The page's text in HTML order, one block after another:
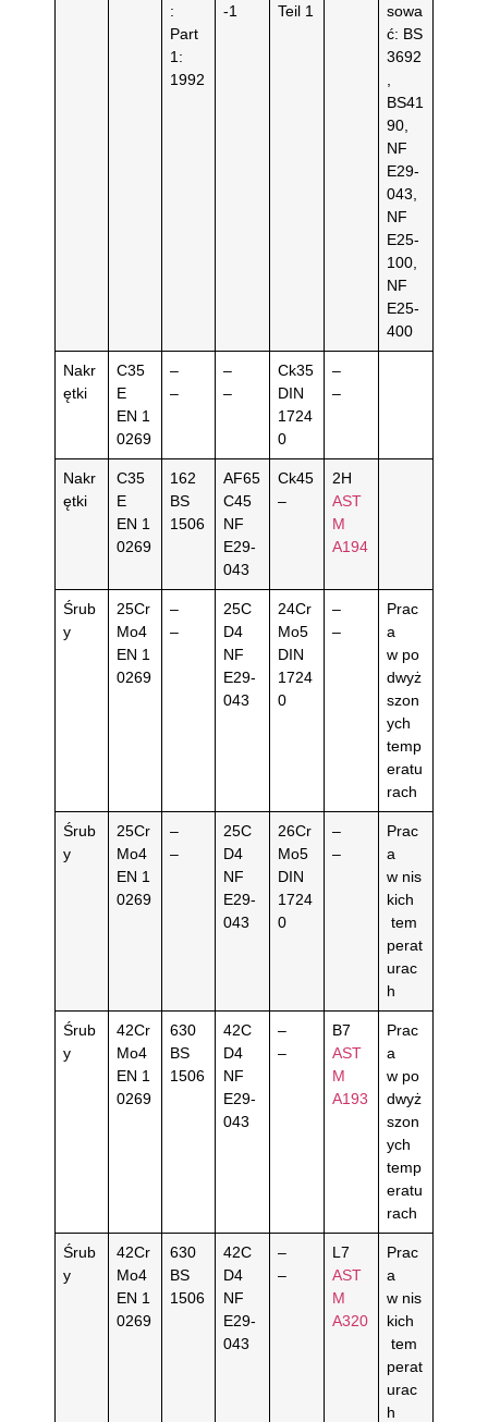
:
Part
1:
1992
-1
Teil 1
sowa
ć: BS
3692
BS41
90,
NF
E29-
043,
NF
E25-
100,
NF
E25-
400
Nakr
ętki
C35
E
EN 1
0269
–
–
–
–
Ck35
DIN
1724
0
–
–
Nakr
ętki
C35
E
EN 1
0269
162
BS
1506
AF65
C45
NF
E29-
043
Ck45
–
2H
AST
M
A194
Śrub
y
25Cr
Mo4
EN 1
0269
–
–
25C
D4
NF
E29-
043
24Cr
Mo5
DIN
1724
0
–
–
Prac
a
w po
dwyż
szon
ych
temp
eratu
rach
Śrub
y
25Cr
Mo4
EN 1
0269
–
–
25C
D4
NF
E29-
043
26Cr
Mo5
DIN
1724
0
–
–
Prac
a
w nis
kich
tem
perat
urac
h
Śrub
y
42Cr
Mo4
EN 1
0269
630
BS
1506
42C
D4
NF
E29-
043
–
–
B7
AST
M
A193
Prac
a
w po
dwyż
szon
ych
temp
eratu
rach
Śrub
y
42Cr
Mo4
EN 1
0269
630
BS
1506
42C
D4
NF
E29-
043
–
–
L7
AST
M
A320
Prac
a
w nis
kich
tem
perat
urac
h